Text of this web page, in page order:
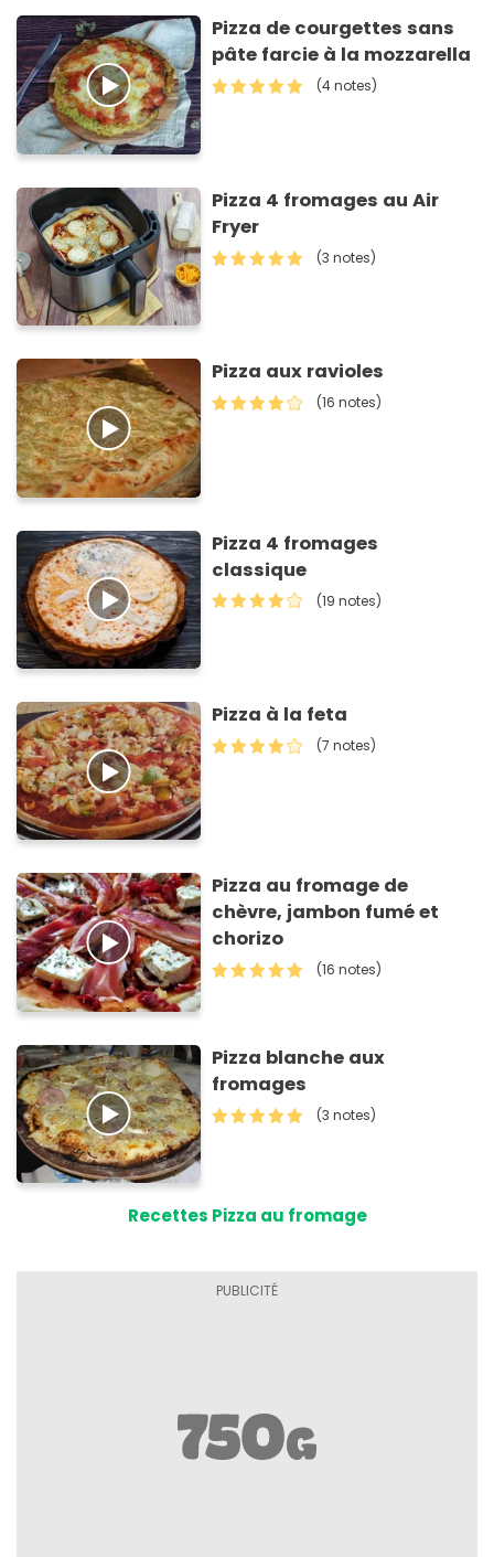
Pizza de courgettes sans
pâte farcie à la mozzarella
(4 notes)
Pizza 4 fromages au Air
Fryer
(3 notes)
Pizza aux ravioles
(16 notes)
Pizza 4 fromages
classique
(19 notes)
Pizza à la feta
(7 notes)
Pizza au fromage de
chèvre, jambon fumé et
chorizo
(16 notes)
Pizza blanche aux
fromages
(3 notes)
Recettes Pizza au fromage